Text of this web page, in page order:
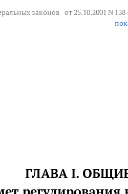
законов от 25.10.2001 N
ГЛАВА I.